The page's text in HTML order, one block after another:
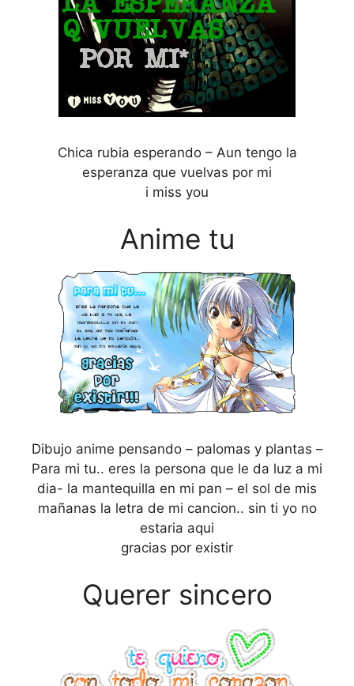
Chica rubia esperando – Aun tengo la
esperanza que vuelvas por mi
i miss you
Anime tu
Dibujo anime pensando – palomas y plantas –
Para mi tu.. eres la persona que le da luz a mi
dia- la mantequilla en mi pan – el sol de mis
mañanas la letra de mi cancion.. sin ti yo no
estaria aqui
gracias por existir
Querer sincero